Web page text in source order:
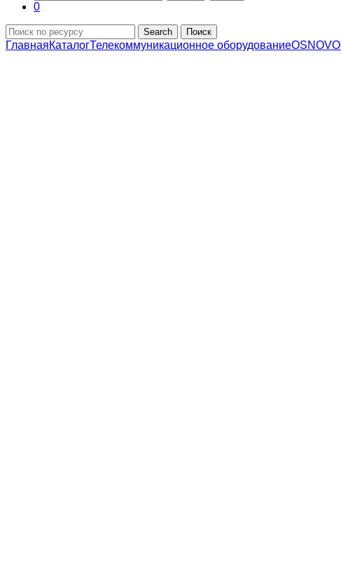
0
Search Поиск
ГлавнаяКаталогТелекоммуникационное оборудованиеOSNOVO